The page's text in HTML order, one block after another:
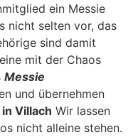
ein Messie
nicht selten vor, das
sind damit
mit der Chaos
Messie
und übernehmen
Villach Wir lassen
nicht alleine stehen.